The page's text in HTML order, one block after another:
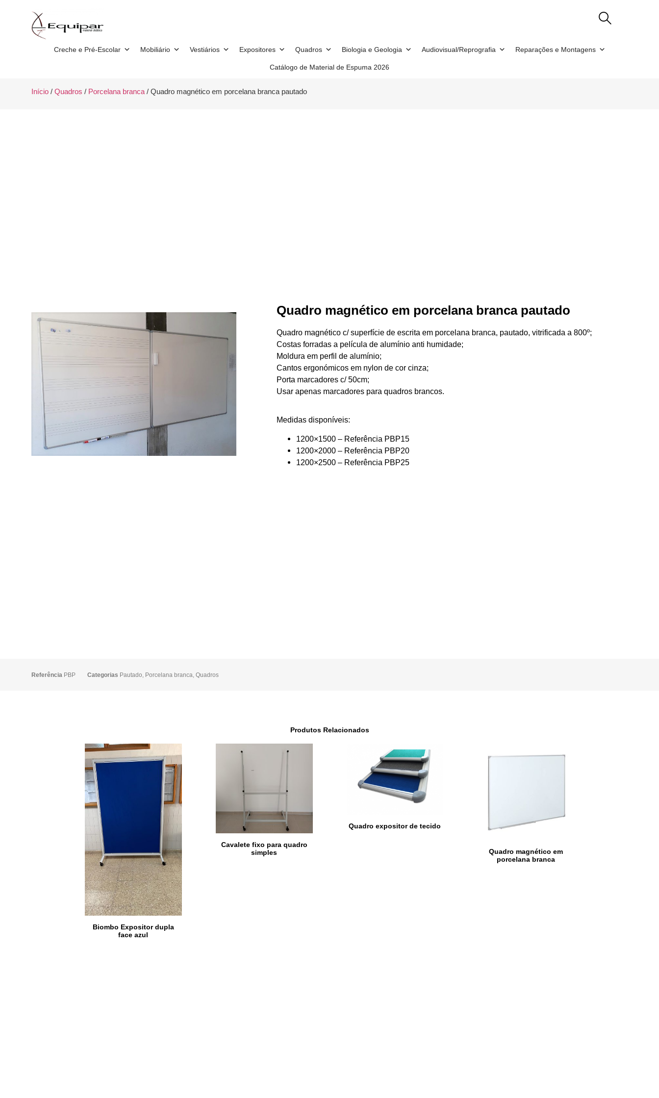
Creche e Pré-Escolar Mobiliário Vestiários Expositores Quadros Biologia e Geologia Audiovisual/Reprografia Reparações e Montagens
Catálogo de Material de Espuma 2026
Início/ Quadros / Porcelana branca/ Quadro magnético em porcelana branca pautado
Quadro magnético em porcelana branca pautado
Quadro magnético c/ superfície de escrita em porcelana branca, pautado, vitrificada a 800º;
Costas forradas a película de alumínio anti humidade;
Moldura em perfil de alumínio;
Cantos ergonómicos em nylon de cor cinza;
Porta marcadores c/ 50cm;
Usar apenas marcadores para quadros brancos.
Medidas disponíveis:
1200×1500 – Referência PBP15
1200×2000 – Referência PBP20
1200×2500 – Referência PBP25
Referência PBP Categorias Pautado Porcelana branca Quadros
Produtos Relacionados
Biombo Expositor dupla
face azul
Cavalete fixo para quadro
simples
Quadro expositor de tecido
Quadro magnético em
porcelana branca